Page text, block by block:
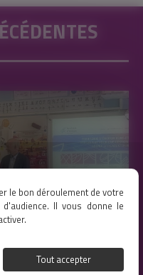
le bon déroulement de votre
Il vous donne le
Tout accepter